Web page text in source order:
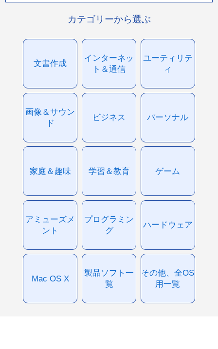
カテゴリーから選ぶ
文書作成
インターネッ
ト＆通信
ユーティリテ
ィ
画像＆サウン
ド
ビジネス パーソナル
家庭＆趣味 学習＆教育 ゲーム
アミューズメ
ント
プログラミン
グ
ハードウェア
Mac OS X
製品ソフト一
覧
その他、全OS
用一覧